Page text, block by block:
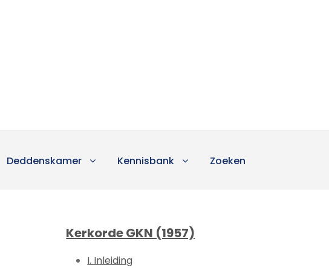
Deddenskamer Kennisbank Zoeken
Kerkorde GKN (1957)
I. Inleiding